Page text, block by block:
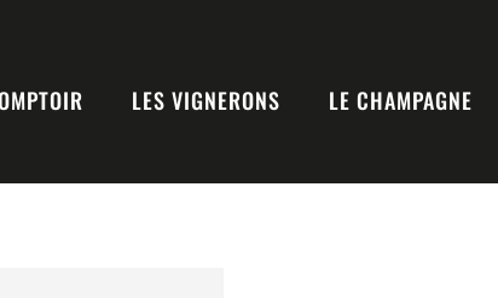
LES VIGNERONS LE CHAMPAGNE